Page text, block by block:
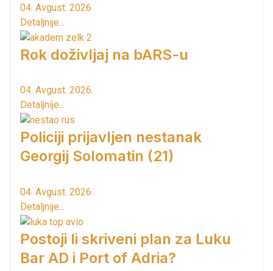
04. Avgust. 2026.
Detaljnije...
Rok doživljaj na bARS-u
04. Avgust. 2026.
Detaljnije...
Policiji prijavljen nestanak
Georgij Solomatin (21)
04. Avgust. 2026.
Detaljnije...
Postoji li skriveni plan za Luku
Bar AD i Port of Adria?